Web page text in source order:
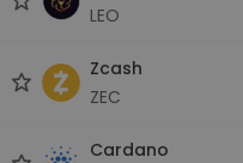
LEO
Zcash
ZEC
Cardano